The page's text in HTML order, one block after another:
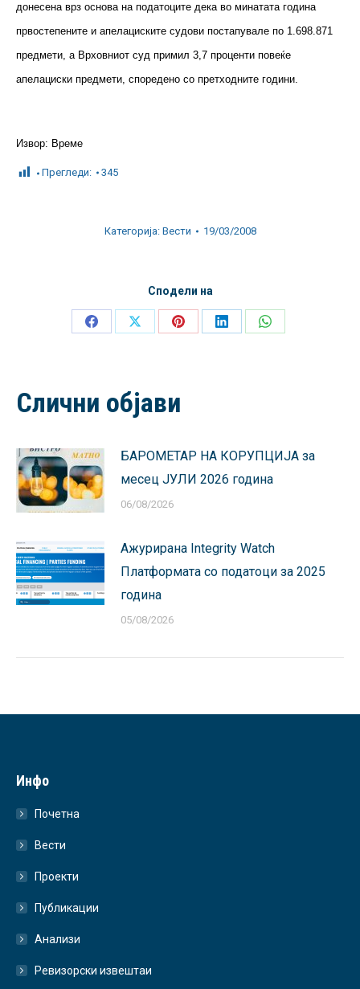
донесена врз основа на податоците дека во минатата година
првостепените и апелациските судови постапувале по 1.698.871
предмети, а Врховниот суд примил 3,7 проценти повеќе
апелациски предмети, споредено со претходните години.
Извор: Време
Прегледи: 345
Категорија: Вести 19/03/2008
Сподели на
Share
Share
Share
Share
Share
Слични објави
БАРОМЕТАР НА КОРУПЦИЈА за
месец ЈУЛИ 2026 година
06/08/2026
Ажурирана Integrity Watch
Платформата со податоци за 2025
година
05/08/2026
Инфо
Почетна
Вести
Проекти
Публикации
Анализи
Ревизорски извештаи